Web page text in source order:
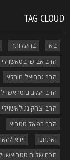
TAG
בא בהעלותך
הרב אבישי בטאשוילי
הרב גבריאל מירלא
הרב יעקב בוטראשוילי
הרב יצחק גגולאשוילי
הרב רפאל טטרוא
ואתחנן
וידאו/האודיו
חכם שלום טטרואשוילי